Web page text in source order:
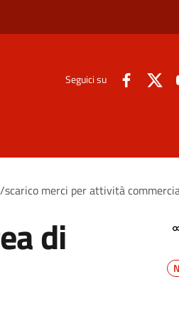
Seguici su
merci per attività
di